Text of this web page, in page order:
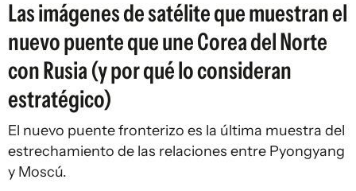
Las imágenes de satélite que muestran el
nuevo puente que une Corea del Norte
con Rusia (y por qué lo consideran
estratégico)
El nuevo puente fronterizo es la última muestra del
estrechamiento de las relaciones entre Pyongyang
y Moscú.